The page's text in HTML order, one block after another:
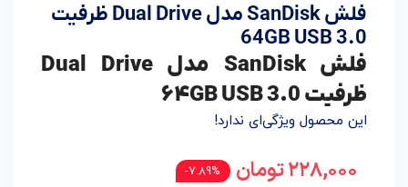
فلش SanDisk مدل Dual Drive ظرفیت
64GB USB 3.0
فلش SanDisk مدل Dual Drive
ظرفیت ۶۴GB USB 3.0
این محصول ویژگی‌ای ندارد!
۲۲۸,۰۰۰تومان 7.89%-